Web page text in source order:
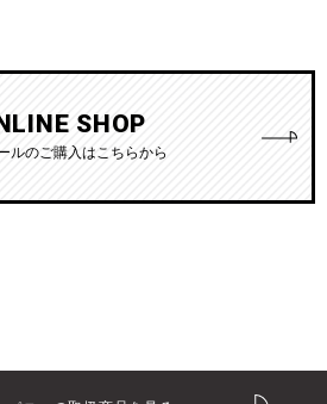
SHOP
ルのご購入はこちらから